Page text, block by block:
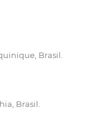
Brasil.
Brasil.